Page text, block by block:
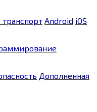
Android iOS
Дополненная